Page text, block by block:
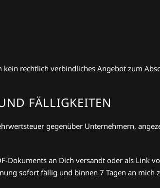
rechtlich verbindliches Angebot zum
FÄLLIGKEITEN
gegenüber Unternehmern,
Dokuments an Dich versandt oder als Link
sofort fällig und binnen 7 Tagen an mich